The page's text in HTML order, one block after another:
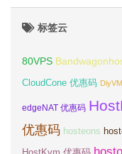
标签云
80VPS
CloudCone 优惠码 DiyVM
edgeNAT 优惠码
优惠码 hosteons